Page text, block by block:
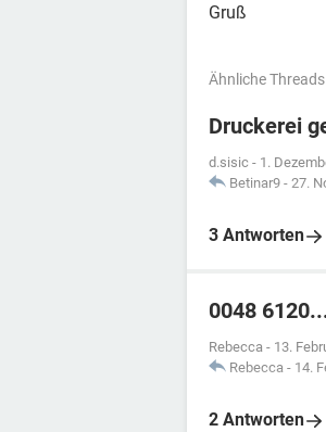
Gruß
Ähnliche Threads
Druckerei
d.sisic - 1.
Betinar9 - 27.
3 Antworten
0048
Rebecca - 13.
Rebecca - 14.
2 Antworten